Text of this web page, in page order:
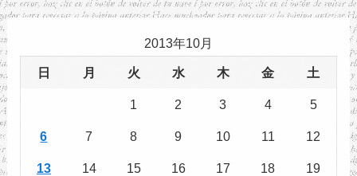
2013年10月
日 月 火 水 木 金 土
1 2 3 4 5
6 7 8 9 10 11 12
13 14 15 16 17 18 19